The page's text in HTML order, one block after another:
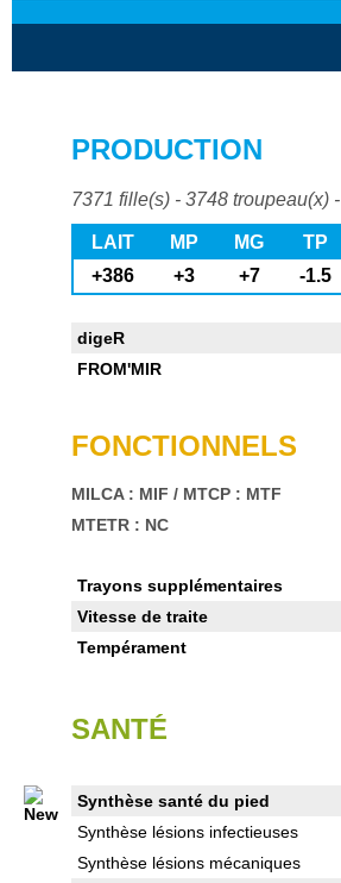
PRODUCTION
7371 fille(s) - 3748 troupeau(x) -
LAIT MP MG TP
+386
+3 +7 -1.5
digeR
FROM'MIR
FONCTIONNELS
MILCA : MIF / MTCP : MTF
MTETR : NC
Trayons supplémentaires
Vitesse de traite
Tempérament
SANTÉ
Synthèse santé du pied
Synthèse lésions infectieuses
Synthèse lésions mécaniques